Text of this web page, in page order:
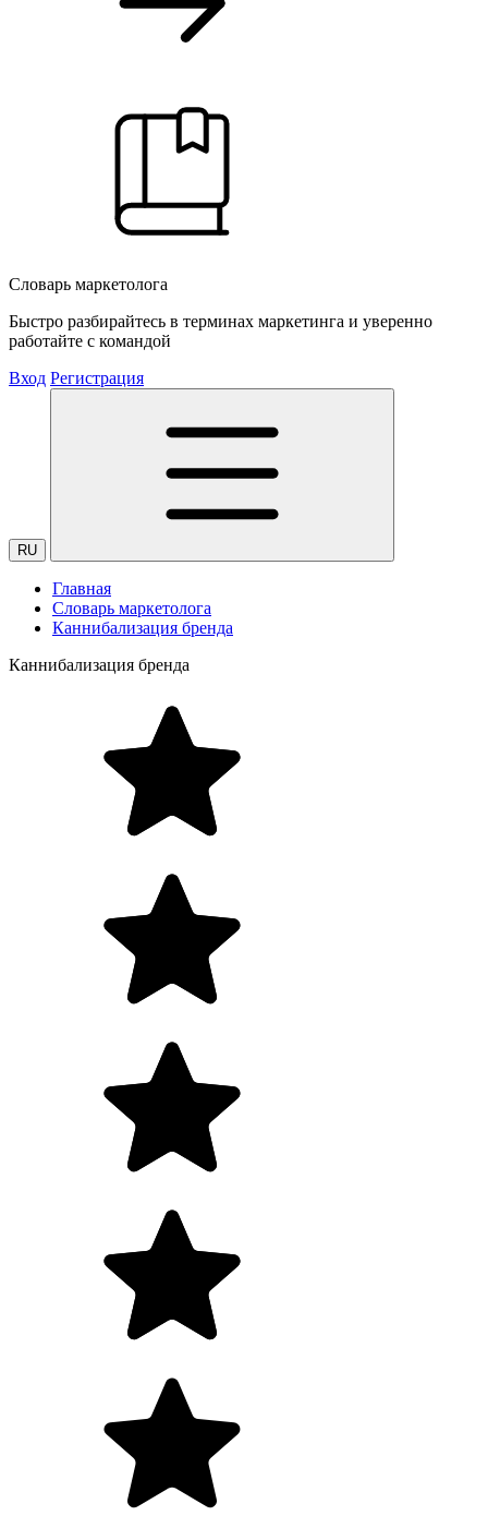
Словарь маркетолога
Быстро разбирайтесь в терминах маркетинга и уверенно
работайте с командой
Вход Регистрация
RU
Главная
Словарь маркетолога
Каннибализация бренда
Каннибализация бренда